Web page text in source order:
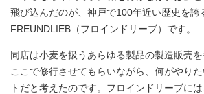
飛び込んだのが、神戸で100年近い歴史を誇
FREUNDLIEB（フロインドリーブ）です。
同店は小麦を扱うあらゆる製品の製造販売を
ここで修行させてもらいながら、何がやり
トだと考えたのです。フロインドリーブに